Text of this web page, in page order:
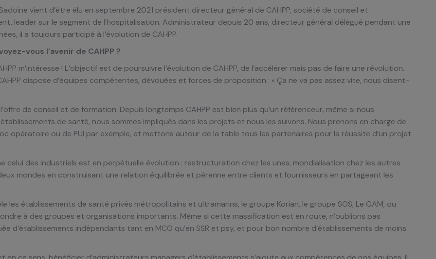
vient d’être élu en septembre 2021 président directeur général de CAHPP, société de conseil et
leader sur le segment de l’hospitalisation. Administrateur depuis 20 ans, directeur général délégué pendant une
il a toujours participé à l’évolution de CAHPP.
vous l’avenir de CAHPP ?
m’intéresse ! L’objectif est de poursuivre l’évolution de CAHPP, de l’accélérer mais pas de faire une révolution.
dispose d’équipes compétentes, dévouées et forces de proposition : « Ça ne va pas assez vite, nous disent-
de conseil et de formation. Depuis longtemps CAHPP est bien plus qu’un référenceur, même si nous
de santé, nous sommes impliqués dans les projets et nous les suivons. Nous prenons en charge de
opératoire ou de PUI par exemple, et mettons autour de la table tous les partenaires pour la réussite d’un projet
celui des industriels est en perpétuelle évolution : restructuration chez les unes, mondialisation chez les autres.
mondes en construisant une relation équilibrée et pérenne entre clients et fournisseurs en partageant les
les établissements de santé privés métropolitains et ultramarins, le groupe Korian, le groupe SOS, Le GAM, ou
à des groupes et organisations importants. Même si cette massification est en route, n’oublions pas
d’établissements indépendants tant en MCO qu’en SSR et psy, et pour bon nombre d’établissements de moins